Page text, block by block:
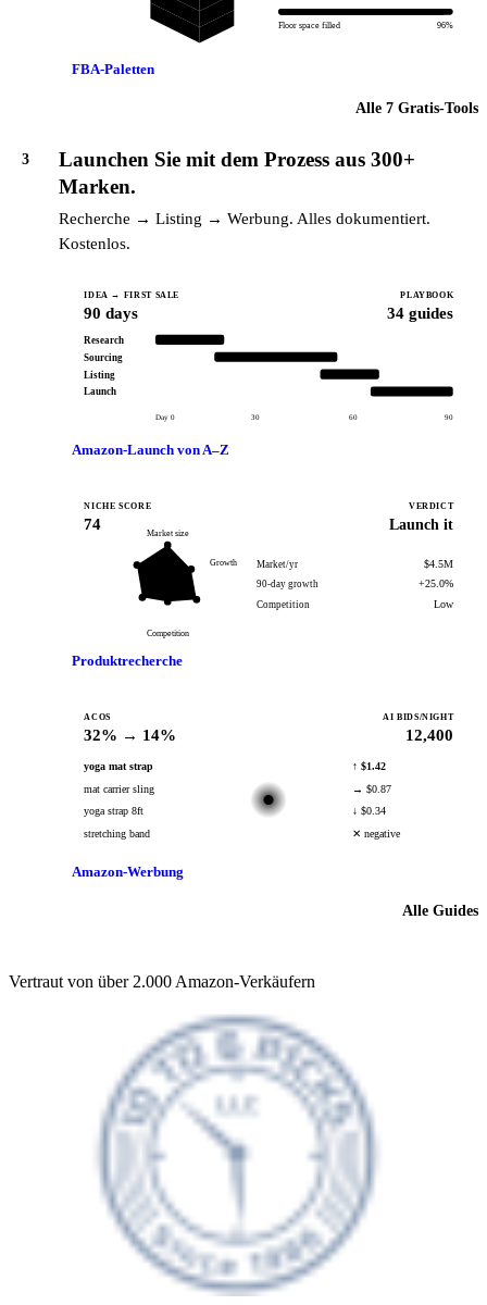
Floor space filled 96%
FBA-Paletten
Alle 7 Gratis-Tools
3
Launchen Sie mit dem Prozess aus 300+
Marken.
Recherche → Listing → Werbung. Alles dokumentiert.
Kostenlos.
IDEA → FIRST SALE
90 days
PLAYBOOK
34 guides
Research
Sourcing
Listing
Launch
Day 0 30 60 90
Amazon-Launch von A–Z
NICHE SCORE
74
VERDICT
Launch it
Market size
Growth
Competition
Market/yr $4.5M
90-day growth +25.0%
Competition Low
Produktrecherche
ACOS
32% → 14%
AI BIDS/NIGHT
12,400
yoga mat strap
mat carrier sling
yoga strap 8ft
stretching band
↑ $1.42
→ $0.87
↓ $0.34
✕ negative
Amazon-Werbung
Alle Guides
Vertraut von über 2.000 Amazon-Verkäufern